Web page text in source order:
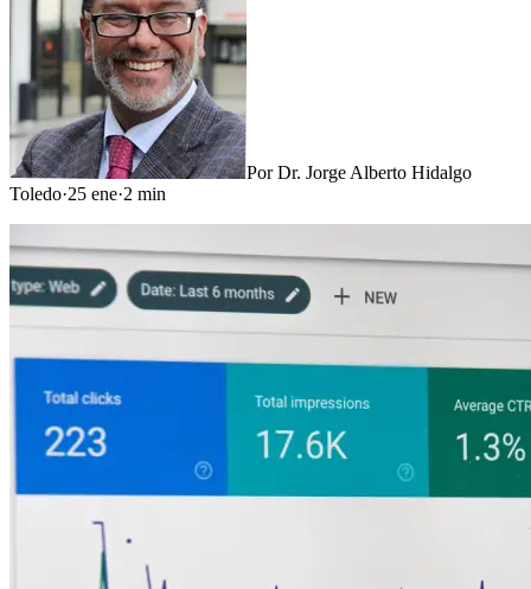
PorDr. Jorge Alberto Hidalgo
Toledo·25 ene·2 min